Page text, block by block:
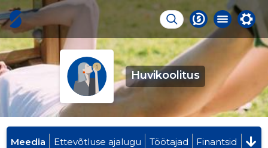
Huvikoolitus
Meedia Ettevõtluse ajalugu Töötajad Finantsid